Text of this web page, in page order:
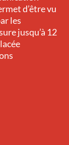
d’être vu
les
jusqu’à 12